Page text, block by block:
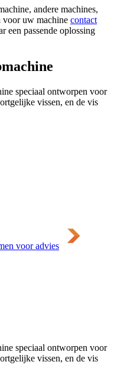
andere machines,
voor uw machine contact
een passende oplossing
speciaal ontworpen voor
vissen, en de vis
voor advies
speciaal ontworpen voor
vissen, en de vis